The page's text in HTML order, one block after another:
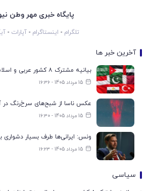
پایگاه خبری مهر وطن
تلگرام - اینستاگرام -آپارات -
آخرین خبر ها
15 مرداد 1405 - ۱۶:۳۶
عکس ناسا از شبح‌های سرخ‌رنگ در
15 مرداد 1405 - ۱۶:۳۰
ونس: ایرانی‌ها طرف بسیار دشواری
15 مرداد 1405 - ۱۶:۲۳
سیاسی